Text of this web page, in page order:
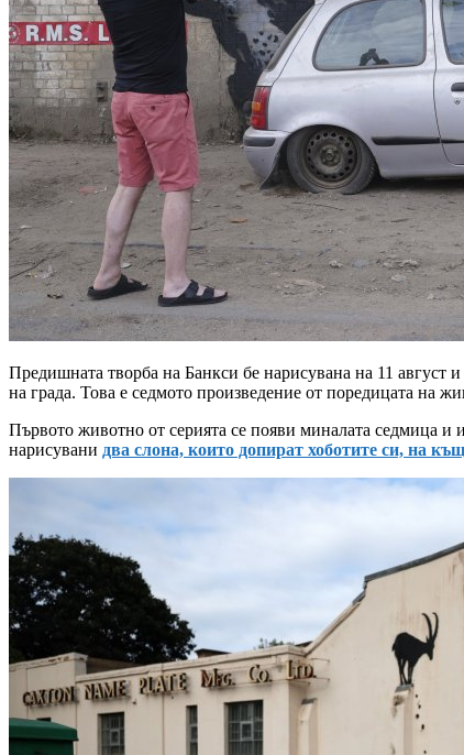
Предишната творба на Банкси бе нарисувана на 11 август
на града. Това е седмото произведение от поредицата на
Първото животно от серията се появи миналата седмица и
нарисувани два слона, които допират хоботите си, на